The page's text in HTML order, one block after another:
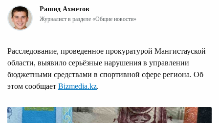
Рашид Ахметов
Журналист в разделе «Общие новости»
Расследование, проведенное прокуратурой Мангистауской
области, выявило серьёзные нарушения в управлении
бюджетными средствами в спортивной сфере региона. Об
этом сообщает Bizmedia.kz.